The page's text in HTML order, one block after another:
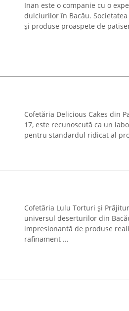
Inan este o companie cu o
dulciurilor în Bacău.
și produse proaspete de
Cofetăria Delicious Cakes din
17, este recunoscută ca un
pentru standardul ridicat al
Cofetăria Lulu Torturi și
universul deserturilor din
impresionantă de produse
rafinament ...